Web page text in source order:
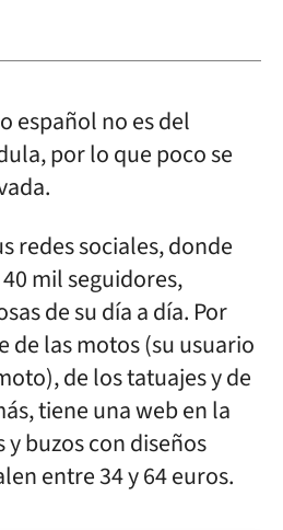
español no es del
por lo que poco se
redes sociales, donde
mil seguidores,
de su día a día. Por
de las motos (su usuario
de los tatuajes y de
tiene una web en la
buzos con diseños
entre 34 y 64 euros.